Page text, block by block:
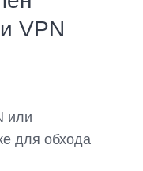
VPN
или
для обхода